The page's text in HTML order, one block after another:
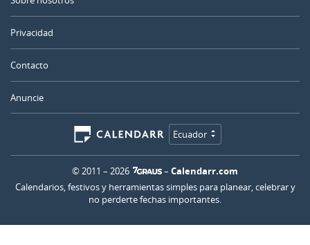
Privacidad
Contacto
Anuncie
Ecuador
© 2011 – 2026 – Calendarr.com
Calendarios, festivos y herramientas simples para planear, celebrar y
no perderte fechas importantes.